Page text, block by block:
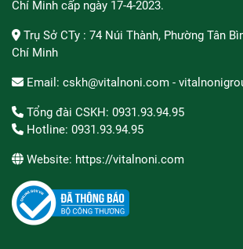
Chí Minh cấp ngày 17-4-2023.
Trụ Sở CTy : 74 Núi Thành, Phường Tân
Chí Minh
Email: cskh@vitalnoni.com -
Tổng đài CSKH: 0931.93.94.95
Hotline: 0931.93.94.95
Website: https://vitalnoni.com